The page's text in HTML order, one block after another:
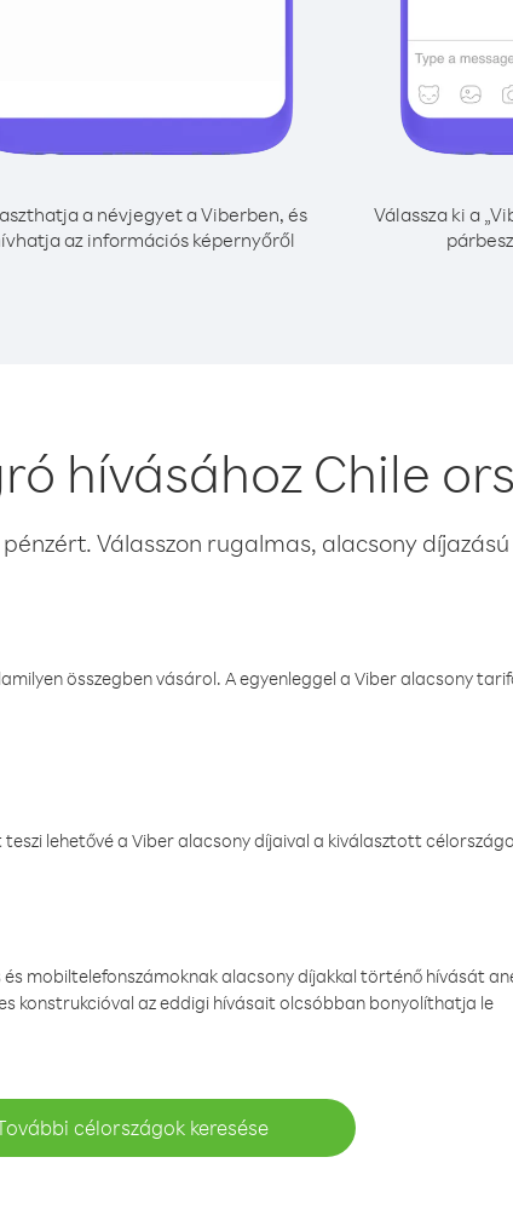
a névjegyet a Viberben, és
az információs képernyőről
Válassza ki a
hívásához Chile
Válasszon rugalmas, alacsony díjazású
összegben vásárol. A egyenleggel a Viber alacsony
lehetővé a Viber alacsony díjaival a kiválasztott
mobiltelefonszámoknak alacsony díjakkal történő hívását
konstrukcióval az eddigi hívásait olcsóbban bonyolíthatja le
célországok keresése